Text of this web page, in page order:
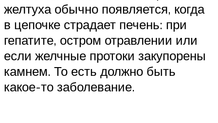
желтуха обычно появляется, когда
в цепочке страдает печень: при
гепатите, остром отравлении или
если желчные протоки закупорены
камнем. То есть должно быть
какое-то заболевание.